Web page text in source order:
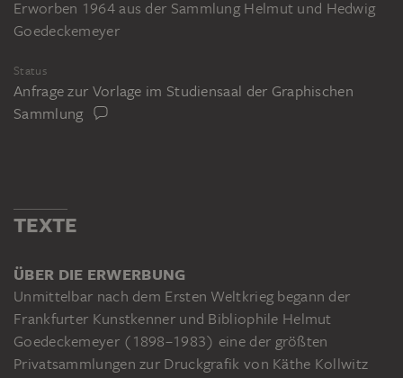
Erworben 1964 aus der Sammlung Helmut und Hedwig
Goedeckemeyer
Status
Anfrage zur Vorlage im Studiensaal der Graphischen
Sammlung
TEXTE
ÜBER DIE ERWERBUNG
Unmittelbar nach dem Ersten Weltkrieg begann der
Frankfurter Kunstkenner und Bibliophile Helmut
Goedeckemeyer (1898–1983) eine der größten
Privatsammlungen zur Druckgrafik von Käthe Kollwitz